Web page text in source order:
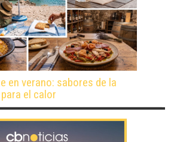
en verano: sabores de la
el calor